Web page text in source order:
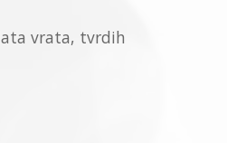
vrata, tvrdih